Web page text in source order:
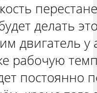
ТРЕХ-
«НИВА
делать
двигатель
рабочую
постоянно